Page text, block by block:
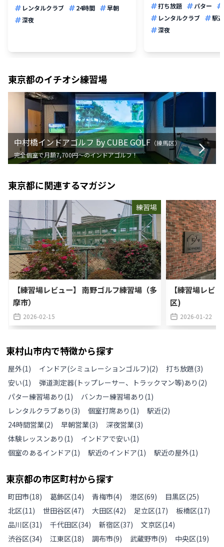
レンタルクラブ 24時間
早朝
深夜
打ち放題
パター
レンタルクラブ
駅近
深夜
東京都のイチオシ練習場
中村橋インドアゴルフ by CUBE GOLF （練馬区）
完全個室で月額7,700円〜のインドアゴルフ！
東京都に関連するマガジン
練習場
【練習場レビュー】 南野ゴルフ練習場（多
摩市）
2026-02-15
【練習場レビ
区)
2026-01-22
東村山市内で特徴から探す
屋外(1) インドア(シミュレーションゴルフ)(2) 打ち放題(3)
安い(1) 弾道測定器(トップレーサー、トラックマン等)あり (2)
パター練習場あり (1) バンカー練習場あり (1)
レンタルクラブあり (3) 個室打席あり (1) 駅近(2)
24時間営業(2) 早朝営業(3) 深夜営業(3)
体験レッスンあり (1) インドアで安い(1)
個室のあるインドア(1) 駅近のインドア(1) 駅近の屋外(1)
東京都の市区町村から探す
町田市(18) 葛飾区(14) 青梅市(4) 港区(69) 目黒区(25)
北区(11) 世田谷区(47) 大田区(42) 足立区(17) 板橋区(17)
品川区(31) 千代田区(34) 新宿区(37) 文京区(14)
渋谷区(34) 江東区(18) 調布市(9) 武蔵野市(9) 中央区(19)